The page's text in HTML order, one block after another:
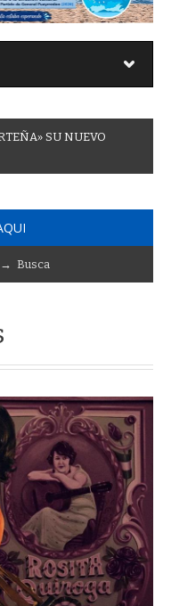
TEÑA» SU NUEVO
→ Busca